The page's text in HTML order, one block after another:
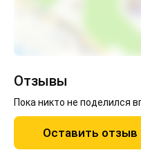
Отзывы
Пока никто не поделился
Оставить отзыв